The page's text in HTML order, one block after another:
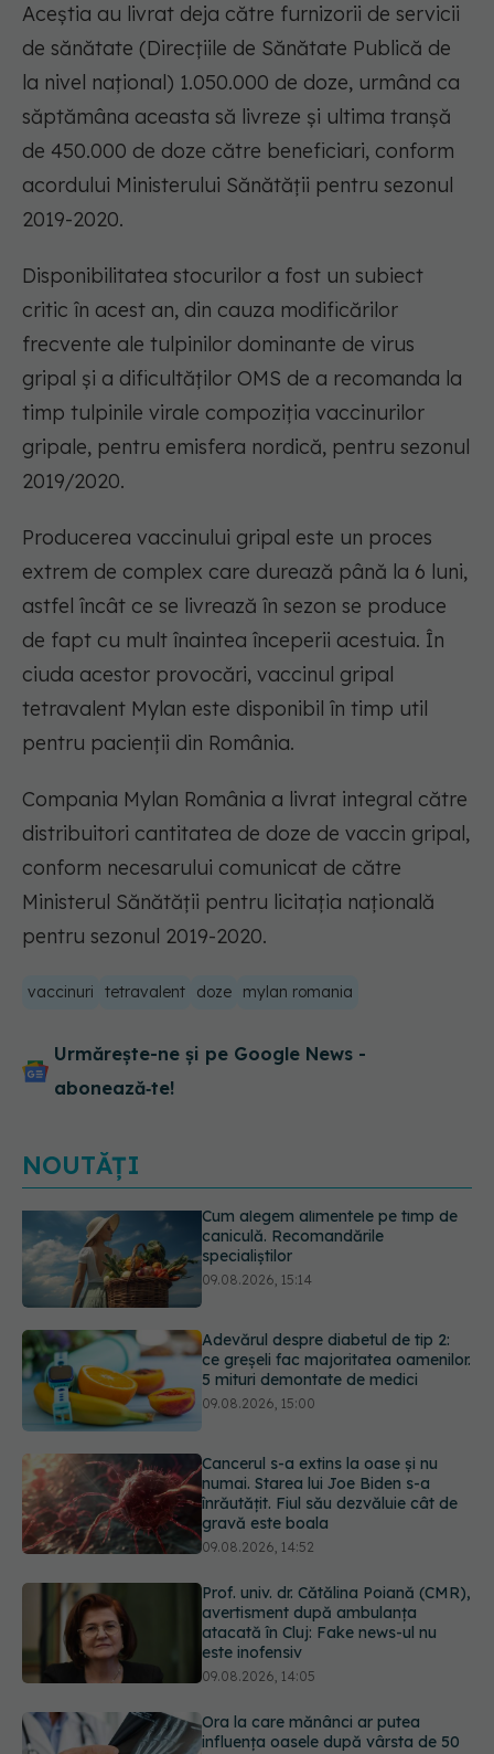
Aceștia au livrat deja către furnizorii de servicii
de sănătate (Direcțiile de Sănătate Publică de
la nivel național) 1.050.000 de doze, urmând ca
săptămâna aceasta să livreze și ultima tranșă
de 450.000 de doze către beneficiari, conform
acordului Ministerului Sănătății pentru sezonul
2019-2020.
Disponibilitatea stocurilor a fost un subiect
critic în acest an, din cauza modificărilor
frecvente ale tulpinilor dominante de virus
gripal și a dificultăților OMS de a recomanda la
timp tulpinile virale compoziția vaccinurilor
gripale, pentru emisfera nordică, pentru sezonul
2019/2020.
Producerea vaccinului gripal este un proces
extrem de complex care durează până la 6 luni,
astfel încât ce se livrează în sezon se produce
de fapt cu mult înaintea începerii acestuia. În
ciuda acestor provocări, vaccinul gripal
tetravalent Mylan este disponibil în timp util
pentru pacienții din România.
Compania Mylan România a livrat integral către
distribuitori cantitatea de doze de vaccin gripal,
conform necesarului comunicat de către
Ministerul Sănătății pentru licitația națională
pentru sezonul 2019-2020.
vaccinuri tetravalent doze mylan romania
Urmărește-ne și pe Google News -
abonează‑te!
NOUTĂȚI
Adevărul despre diabetul de tip 2:
ce greșeli fac majoritatea oamenilor.
5 mituri demontate de medici
Cancerul s-a extins la oase și nu
numai. Starea lui Joe Biden s-a
înrăutățit. Fiul său dezvăluie cât de
Prof. univ. dr. Cătălina Poiană (CMR),
avertisment după ambulanța
atacată în Cluj: Fake news-ul nu
este inofensiv
Ora la care mănânci ar putea
influența oasele după vârsta de 50
de ani
09.08.2026, 14:00
Cum alegem alimentele pe timp de